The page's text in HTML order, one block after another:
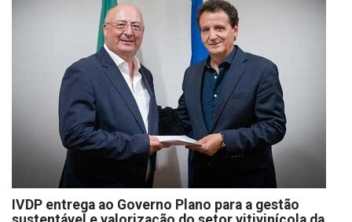
IVDP entrega ao Governo Plano para a gestão